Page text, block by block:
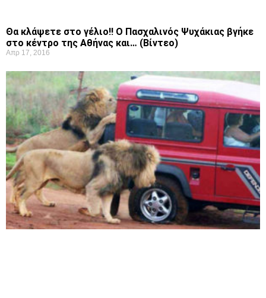
Θα κλάψετε στο γέλιο!! Ο Πασχαλινός Ψυχάκιας βγήκε
στο κέντρο της Αθήνας και… (Βίντεο)
Απρ 17, 2016